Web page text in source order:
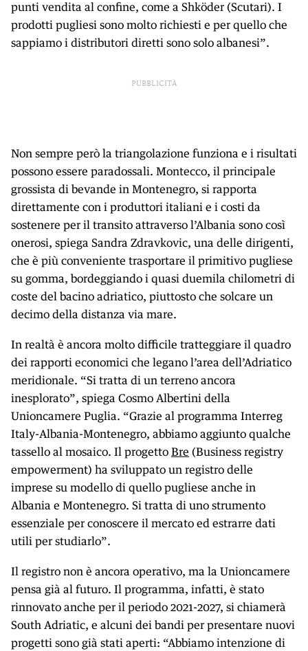
punti vendita al confine, come a Shköder (Scutari). I
prodotti pugliesi sono molto richiesti e per quello che
sappiamo i distributori diretti sono solo albanesi”.
PUBBLICITÀ
Non sempre però la triangolazione funziona e i risultati
possono essere paradossali. Montecco, il principale
grossista di bevande in Montenegro, si rapporta
direttamente con i produttori italiani e i costi da
sostenere per il transito attraverso l’Albania sono così
onerosi, spiega Sandra Zdravkovic, una delle dirigenti,
che è più conveniente trasportare il primitivo pugliese
su gomma, bordeggiando i quasi duemila chilometri di
coste del bacino adriatico, piuttosto che solcare un
decimo della distanza via mare.
In realtà è ancora molto difficile tratteggiare il quadro
dei rapporti economici che legano l’area dell’Adriatico
meridionale. “Si tratta di un terreno ancora
inesplorato”, spiega Cosmo Albertini della
Unioncamere Puglia. “Grazie al programma Interreg
Italy-Albania-Montenegro, abbiamo aggiunto qualche
tassello al mosaico. Il progetto Bre (Business registry
empowerment) ha sviluppato un registro delle
imprese su modello di quello pugliese anche in
Albania e Montenegro. Si tratta di uno strumento
essenziale per conoscere il mercato ed estrarre dati
utili per studiarlo”.
Il registro non è ancora operativo, ma la Unioncamere
pensa già al futuro. Il programma, infatti, è stato
rinnovato anche per il periodo 2021-2027, si chiamerà
South Adriatic, e alcuni dei bandi per presentare nuovi
progetti sono già stati aperti: “Abbiamo intenzione di